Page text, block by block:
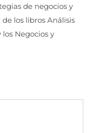
de negocios y
los libros Análisis
Negocios y